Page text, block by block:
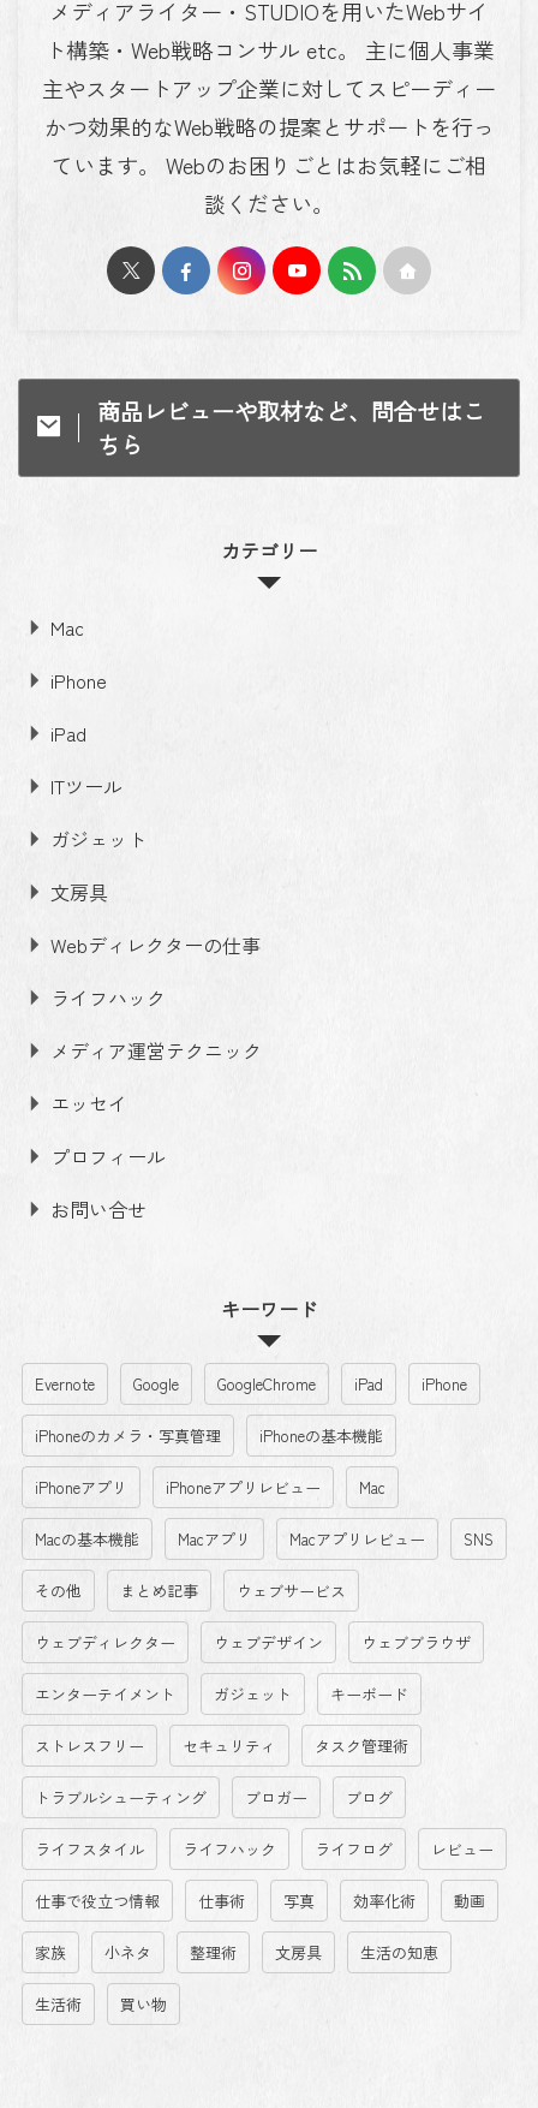
メディアライター・STUDIOを用いたWebサイ
ト構築・Web戦略コンサル etc。 主に個人事業
主やスタートアップ企業に対してスピーディー
かつ効果的なWeb戦略の提案とサポートを行っ
ています。 Webのお困りごとはお気軽にご相
談ください。
商品レビューや取材など、問合せはこ
ちら
カテゴリー
Mac
iPhone
iPad
ITツール
ガジェット
文房具
Webディレクターの仕事
ライフハック
メディア運営テクニック
エッセイ
プロフィール
お問い合せ
キーワード
Evernote Google GoogleChrome iPad iPhone
iPhoneのカメラ・写真管理 iPhoneの基本機能
iPhoneアプリ iPhoneアプリレビュー Mac
Macの基本機能 Macアプリ Macアプリレビュー SNS
その他 まとめ記事 ウェブサービス
ウェブディレクター ウェブデザイン ウェブブラウザ
エンターテイメント ガジェット キーボード
ストレスフリー セキュリティ タスク管理術
トラブルシューティング ブロガー ブログ
ライフスタイル ライフハック ライフログ レビュー
仕事で役立つ情報 仕事術 写真 効率化術 動画
家族 小ネタ 整理術 文房具 生活の知恵
生活術 買い物